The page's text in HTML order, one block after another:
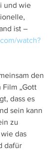
und wie
ist –
watch?
den
„Gott
dass es
sein kann
zu
das
dafür